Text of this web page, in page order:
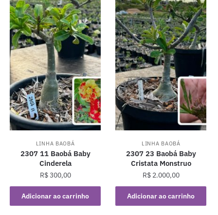
LINHA BAOBÁ
2307 11 Baobá Baby
Cinderela
R$300,00
Adicionar ao carrinho
LINHA BAOBÁ
2307 23 Baobá Baby
Cristata Monstruo
R$2.000,00
Adicionar ao carrinho